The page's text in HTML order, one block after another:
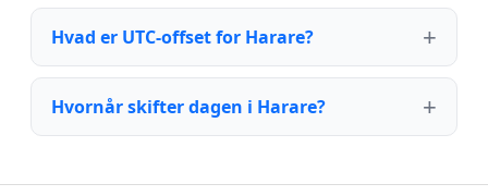
Hvad er UTC-offset for Harare?
Hvornår skifter dagen i Harare?